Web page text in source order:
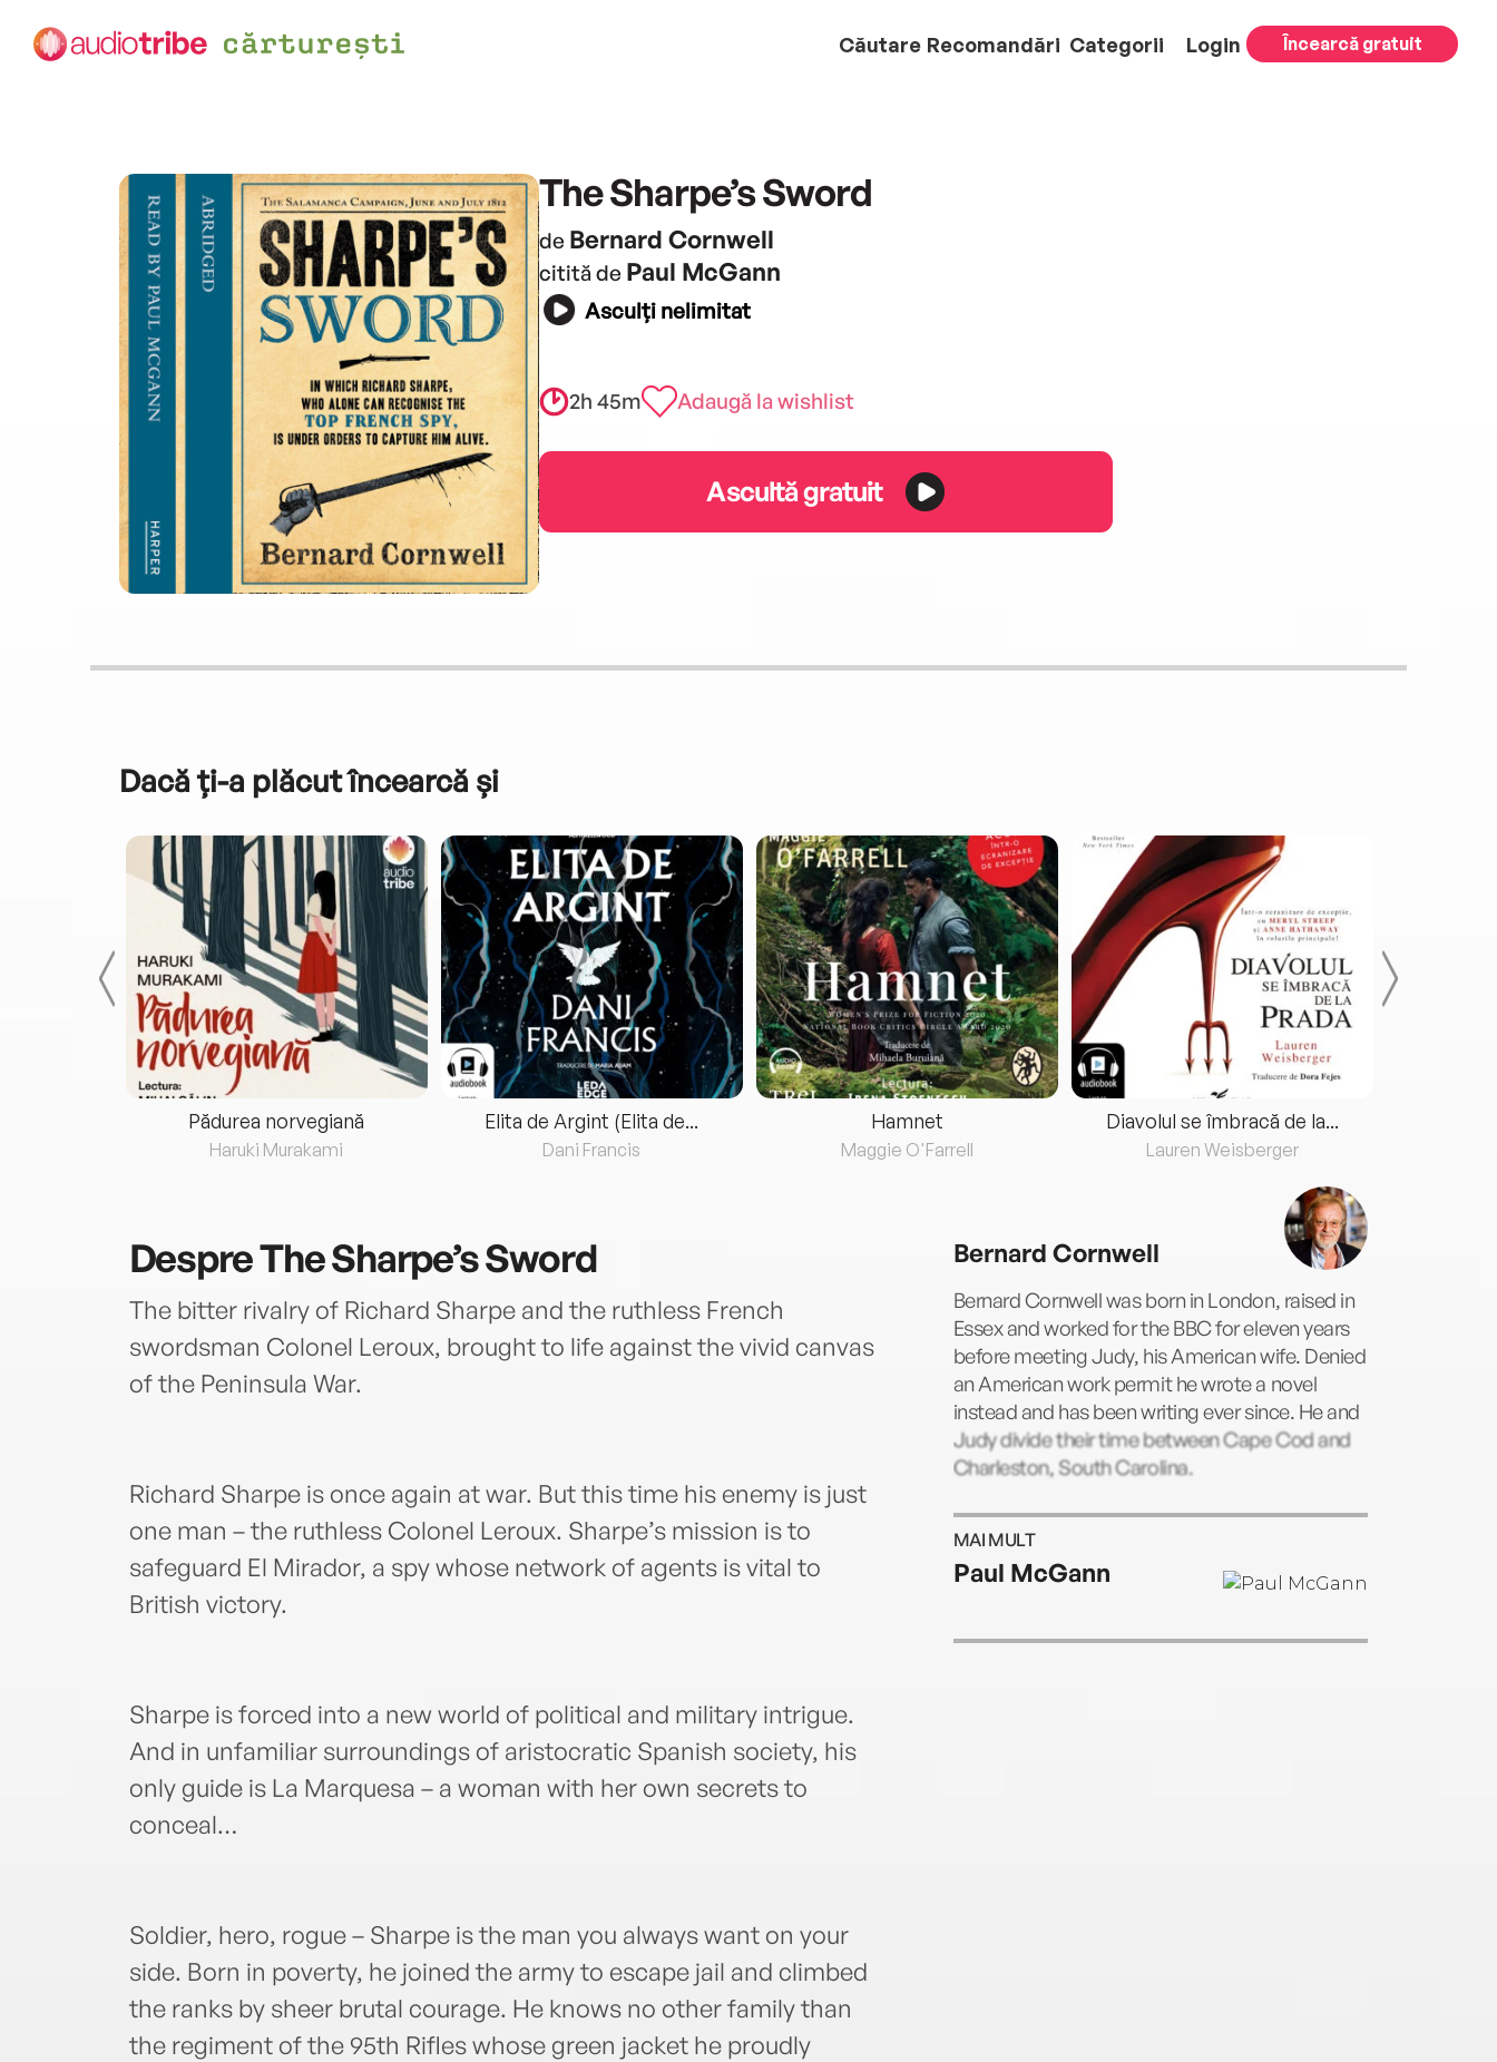
Căutare Recomandări Categorii Login Încearcă gratuit
The Sharpe’s Sword
de Bernard Cornwell
citită de Paul McGann
Asculți nelimitat
2h 45m Adaugă la wishlist
Ascultă gratuit
Dacă ți-a plăcut încearcă și
Pădurea norvegiană
Haruki Murakami
Elita de Argint (Elita de...
Dani Francis
Hamnet
Maggie O'Farrell
Diavolul se îmbracă de la...
Lauren Weisberger
DespreThe Sharpe’s Sword
The bitter rivalry of Richard Sharpe and the ruthless French
swordsman Colonel Leroux, brought to life against the vivid canvas
of the Peninsula War.
Richard Sharpe is once again at war. But this time his enemy is just
one man – the ruthless Colonel Leroux. Sharpe’s mission is to
safeguard El Mirador, a spy whose network of agents is vital to
British victory.
Sharpe is forced into a new world of political and military intrigue.
And in unfamiliar surroundings of aristocratic Spanish society, his
only guide is La Marquesa – a woman with her own secrets to
conceal…
Soldier, hero, rogue – Sharpe is the man you always want on your
side. Born in poverty, he joined the army to escape jail and climbed
the ranks by sheer brutal courage. He knows no other family than
the regiment of the 95th Rifles whose green jacket he proudly
Bernard Cornwell
Bernard Cornwell was born in London, raised in
Essex and worked for the BBC for eleven years
before meeting Judy, his American wife. Denied
an American work permit he wrote a novel
instead and has been writing ever since. He and
Judy divide their time between Cape Cod and
Charleston, South Carolina.
MAI MULT
Paul McGann